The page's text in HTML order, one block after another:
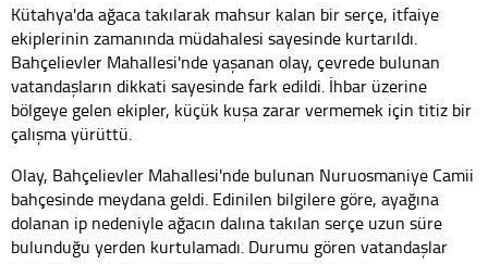
Kütahya'da ağaca takılarak mahsur kalan bir serçe, itfaiye
ekiplerinin zamanında müdahalesi sayesinde kurtarıldı.
Bahçelievler Mahallesi'nde yaşanan olay, çevrede bulunan
vatandaşların dikkati sayesinde fark edildi. İhbar üzerine
bölgeye gelen ekipler, küçük kuşa zarar vermemek için titiz bir
çalışma yürüttü.
Olay, Bahçelievler Mahallesi'nde bulunan Nuruosmaniye Camii
bahçesinde meydana geldi. Edinilen bilgilere göre, ayağına
dolanan ip nedeniyle ağacın dalına takılan serçe uzun süre
bulunduğu yerden kurtulamadı. Durumu gören vatandaşlar